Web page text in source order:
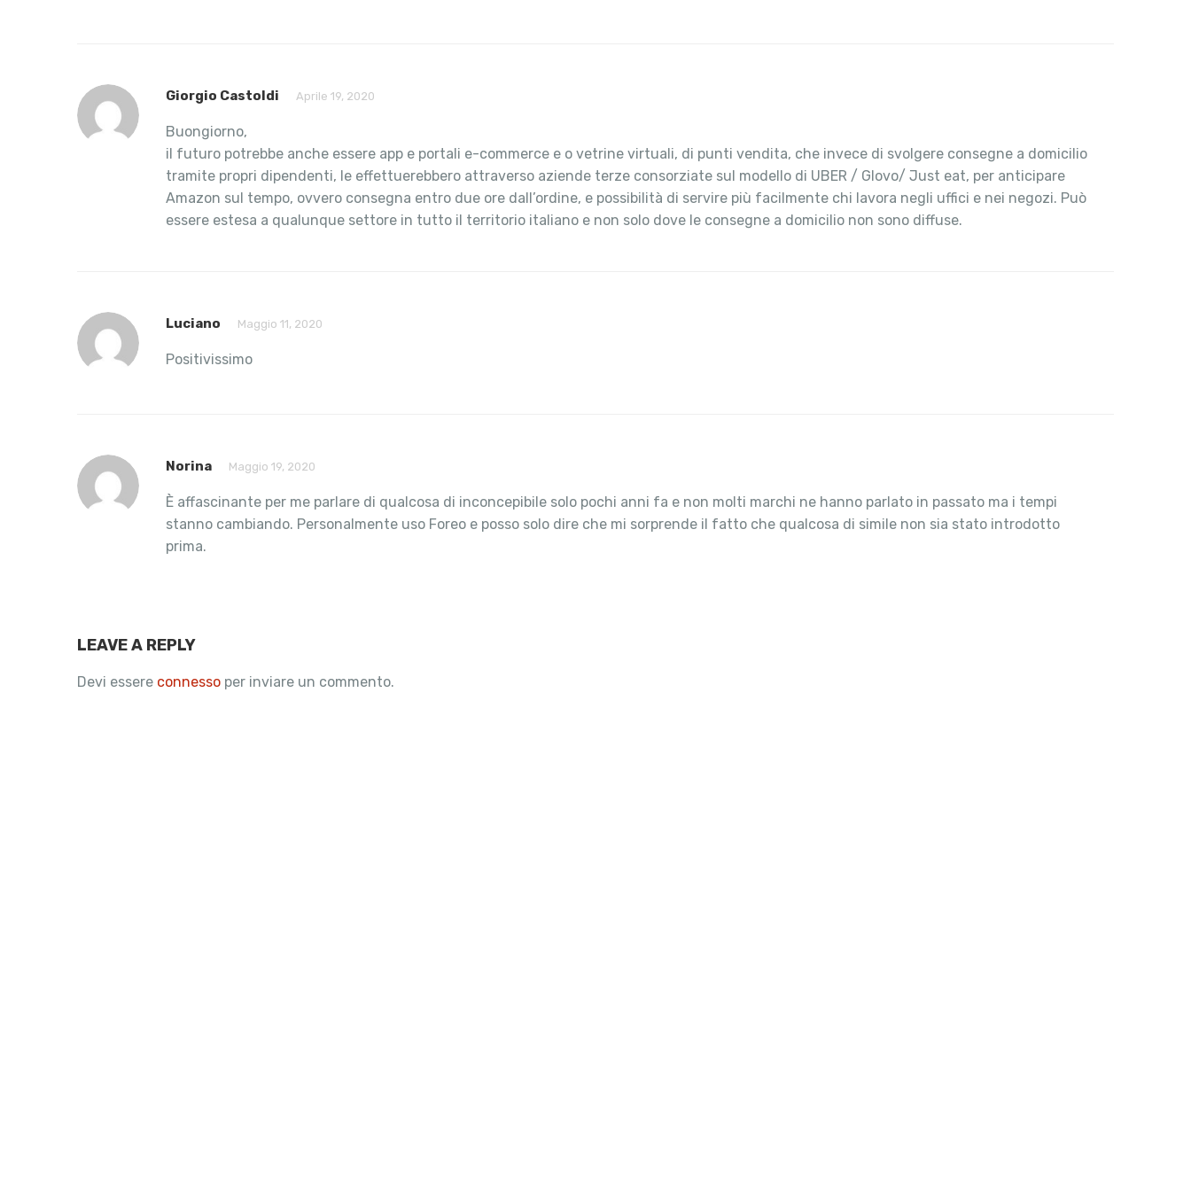
Giorgio Castoldi Aprile 19, 2020
Buongiorno,
il futuro potrebbe anche essere app e portali e-commerce e o vetrine virtuali, di punti vendita, che invece di svolgere consegne a domicilio
tramite propri dipendenti, le effettuerebbero attraverso aziende terze consorziate sul modello di UBER / Glovo/ Just eat, per anticipare
Amazon sul tempo, ovvero consegna entro due ore dall’ordine, e possibilità di servire più facilmente chi lavora negli uffici e nei negozi. Può
essere estesa a qualunque settore in tutto il territorio italiano e non solo dove le consegne a domicilio non sono diffuse.
Luciano Maggio 11, 2020
Positivissimo
Norina Maggio 19, 2020
È affascinante per me parlare di qualcosa di inconcepibile solo pochi anni fa e non molti marchi ne hanno parlato in passato ma i tempi
stanno cambiando. Personalmente uso Foreo e posso solo dire che mi sorprende il fatto che qualcosa di simile non sia stato introdotto
prima.
LEAVE A REPLY
Devi essere connesso per inviare un commento.